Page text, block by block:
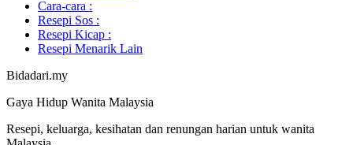
Cara-cara :
Resepi Sos :
Resepi Kicap :
Resepi Menarik Lain
Bidadari.my
Gaya Hidup Wanita Malaysia
Resepi, keluarga, kesihatan dan renungan harian untuk wanita